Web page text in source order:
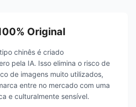
Original
chinês é criado
pela IA. Isso elimina o risco de
de imagens muito utilizados,
entre no mercado com uma
e culturalmente sensível.